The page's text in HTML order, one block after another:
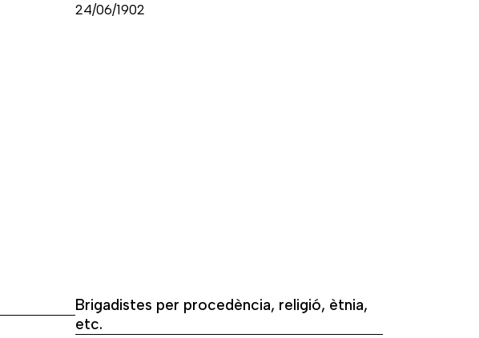
24/06/1902
Brigadistes per procedència, religió, ètnia,
etc.